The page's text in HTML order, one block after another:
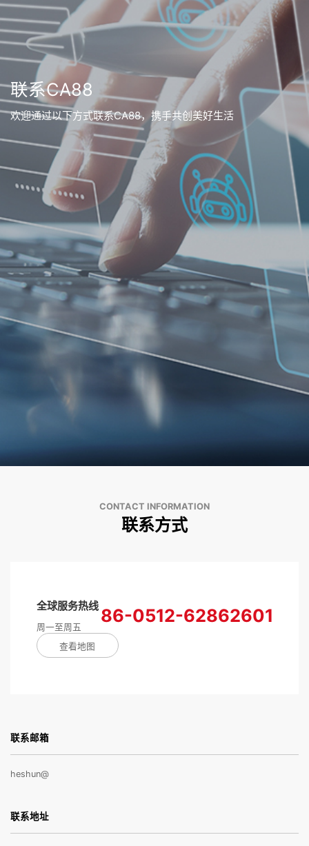
联系CA88
欢迎通过以下方式联系CA88，携手共创美好生活
CONTACT INFORMATION
联系方式
全球服务热线
周一至周五
86-0512-62862601
查看地图
联系邮箱
heshun@
联系地址